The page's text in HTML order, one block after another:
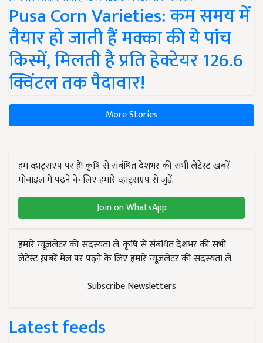
Pusa Corn Varieties: कम समय में
तैयार हो जाती हैं मक्का की ये पांच
किस्में, मिलती है प्रति हेक्टेयर 126.6
क्विंटल तक पैदावार!
More Stories
हम व्हाट्सएप पर हैं! कृषि से संबंधित देशभर की सभी लेटेस्ट ख़बरें
मोबाइल में पढ़ने के लिए हमारे व्हाट्सएप से जुड़ें.
Join on WhatsApp
हमारे न्यूज़लेटर की सदस्यता लें. कृषि से संबंधित देशभर की सभी
लेटेस्ट ख़बरें मेल पर पढ़ने के लिए हमारे न्यूज़लेटर की सदस्यता लें.
Subscribe Newsletters
Latest feeds